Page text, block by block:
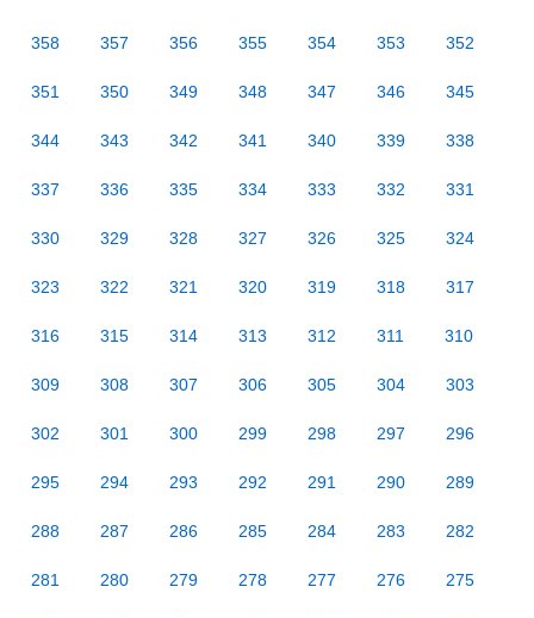
358 357 356 355 354 353 352
351 350 349 348 347 346 345
344 343 342 341 340 339 338
337 336 335 334 333 332 331
330 329 328 327 326 325 324
323 322 321 320 319 318 317
316 315 314 313 312 311 310
309 308 307 306 305 304 303
302 301 300 299 298 297 296
295 294 293 292 291 290 289
288 287 286 285 284 283 282
281 280 279 278 277 276 275